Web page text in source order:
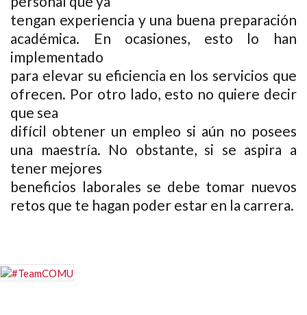
tengan experiencia y una buena preparación
académica. En ocasiones, esto lo han
implementado
para elevar su eficiencia en los servicios que
ofrecen. Por otro lado, esto no quiere decir
que sea
difícil obtener un empleo si aún no posees
una maestría. No obstante, si se aspira a
tener mejores
beneficios laborales se debe tomar nuevos
retos que te hagan poder estar en la carrera.